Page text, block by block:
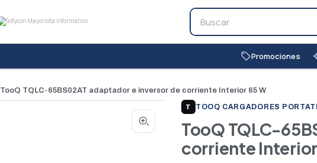
local_offerPromociones
TooQ TQLC-65BS02AT adaptador e inversor de corriente Interior 65 W
T TOOQ CARGADORES
TooQ TQLC-
corriente